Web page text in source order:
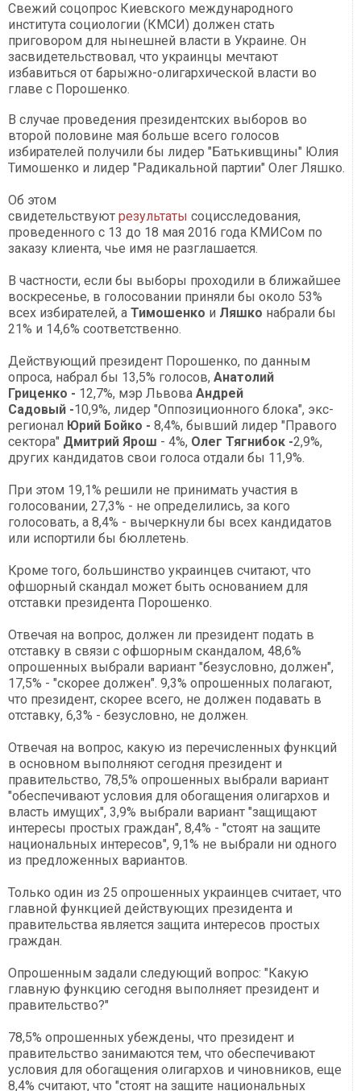
Свежий соцопрос Киевского международного
института социологии (КМСИ) должен стать
приговором для нынешней власти в Украине. Он
засвидетельствовал, что украинцы мечтают
избавиться от барыжно-олигархической власти во
главе с Порошенко.
В случае проведения президентских выборов во
второй половине мая больше всего голосов
избирателей получили бы лидер "Батькивщины" Юлия
Тимошенко и лидер "Радикальной партии" Олег Ляшко.
Об этом
свидетельствуют результаты социсследования,
проведенного с 13 до 18 мая 2016 года КМИСом по
заказу клиента, чье имя не разглашается.
В частности, если бы выборы проходили в ближайшее
воскресенье, в голосовании приняли бы около 53%
всех избирателей, а Тимошенко и Ляшко набрали бы
21% и 14,6% соответственно.
Действующий президент Порошенко, по данным
опроса, набрал бы 13,5% голосов, Анатолий
Гриценко - 12,7%, мэр Львова Андрей
Садовый -10,9%, лидер "Оппозиционного блока", экс-
регионал Юрий Бойко - 8,4%, бывший лидер "Правого
сектора" Дмитрий Ярош - 4%, Олег Тягнибок -2,9%,
других кандидатов свои голоса отдали бы 11,9%.
При этом 19,1% решили не принимать участия в
голосовании, 27,3% - не определились, за кого
голосовать, а 8,4% - вычеркнули бы всех кандидатов
или испортили бы бюллетень.
Кроме того, большинство украинцев считают, что
офшорный скандал может быть основанием для
отставки президента Порошенко.
Отвечая на вопрос, должен ли президент подать в
отставку в связи с офшорным скандалом, 48,6%
опрошенных выбрали вариант "безусловно, должен",
17,5% - "скорее должен". 9,3% опрошенных полагают,
что президент, скорее всего, не должен подавать в
отставку, 6,3% - безусловно, не должен.
Отвечая на вопрос, какую из перечисленных функций
в основном выполняют сегодня президент и
правительство, 78,5% опрошенных выбрали вариант
"обеспечивают условия для обогащения олигархов и
власть имущих", 3,9% выбрали вариант "защищают
интересы простых граждан", 8,4% - "стоят на защите
национальных интересов", 9,1% не выбрали ни одного
из предложенных вариантов.
Только один из 25 опрошенных украинцев считает, что
главной функцией действующих президента и
правительства является защита интересов простых
граждан.
Опрошенным задали следующий вопрос: "Какую
главную функцию сегодня выполняет президент и
правительство?"
78,5% опрошенных убеждены, что президент и
правительство занимаются тем, что обеспечивают
условия для обогащения олигархов и чиновников, еще
8,4% считают, что "стоят на защите национальных